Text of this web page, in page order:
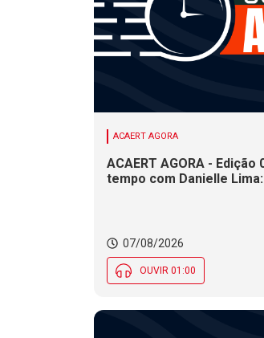
ACAERT AGORA
ACAERT AGORA -
tempo com Danielle
07/08/2026
OUVIR 01:00